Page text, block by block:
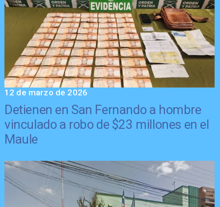
Detienen en San Fernando a hombre
vinculado a robo de $23 millones en el
Maule
12 de marzo de 2026